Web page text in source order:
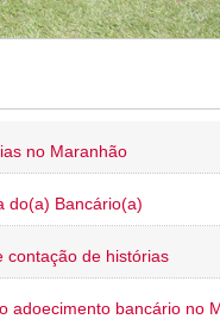
no Maranhão
do(a) Bancário(a)
contação de histórias
adoecimento bancário no